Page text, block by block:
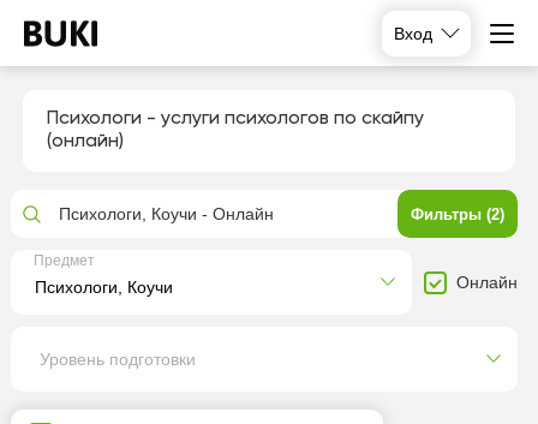
Вход
Психологи - услуги психологов по скайпу
(онлайн)
Психологи, Коучи - Онлайн Фильтры (2)
Предмет
Онлайн
Уровень подготовки